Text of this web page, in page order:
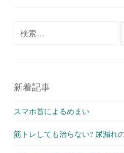
新着記事
スマホ首によるめまい
筋トレしても治らない? 尿漏れ